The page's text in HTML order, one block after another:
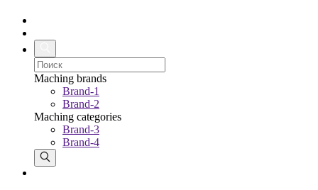
Maching brands
Brand-1
Brand-2
Maching categories
Brand-3
Brand-4